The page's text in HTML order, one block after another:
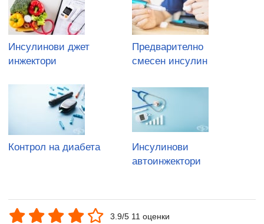
Инсулинови джет
инжектори
Предварително
cмесен инсулин
Контрол на диабета
Инсулинови
автоинжектори
3.9/5 11 оценки